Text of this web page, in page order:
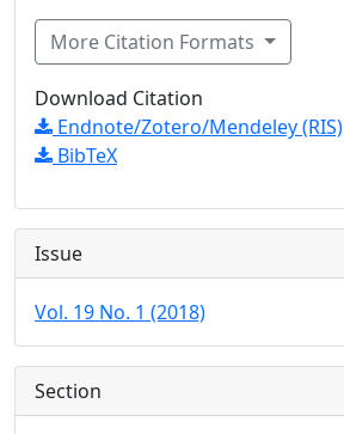
More Citation Formats
Download Citation
Endnote/Zotero/Mendeley (RIS)
BibTeX
Issue
Vol. 19 No. 1 (2018)
Section